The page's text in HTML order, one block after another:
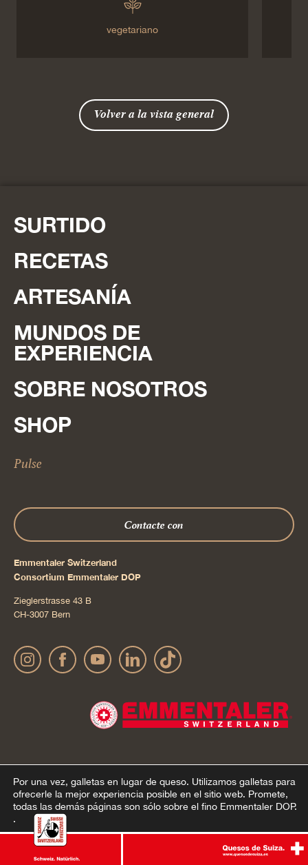
vegetariano
Volver a la vista general
SURTIDO
RECETAS
ARTESANÍA
MUNDOS DE
EXPERIENCIA
SOBRE NOSOTROS
SHOP
Pulse
Contacte con
Emmentaler Switzerland
Consortium Emmentaler DOP
Zieglerstrasse 43 B
CH-3007 Bern
© 2022 Emmentaler AOP | Impressum Declaración sobre la protección de datos
personales|AGB Onlineshop|Cookie – Explicación
Por una vez, galletas en lugar de queso. Utilizamos galletas para
ofrecerle la mejor experiencia posible en el sitio web. Promete,
todas las demás páginas son sólo sobre el fino Emmentaler DOP.
.
De acuerdo